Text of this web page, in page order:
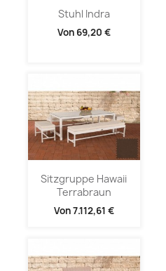
Stuhl Indra
Von 69,20 €
Sitzgruppe Hawaii
Terrabraun
Von7.112,61 €